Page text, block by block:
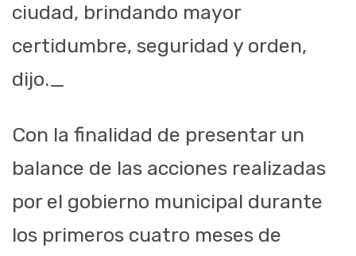
ciudad, brindando mayor
certidumbre, seguridad y orden,
dijo._
Con la finalidad de presentar un
balance de las acciones realizadas
por el gobierno municipal durante
los primeros cuatro meses de